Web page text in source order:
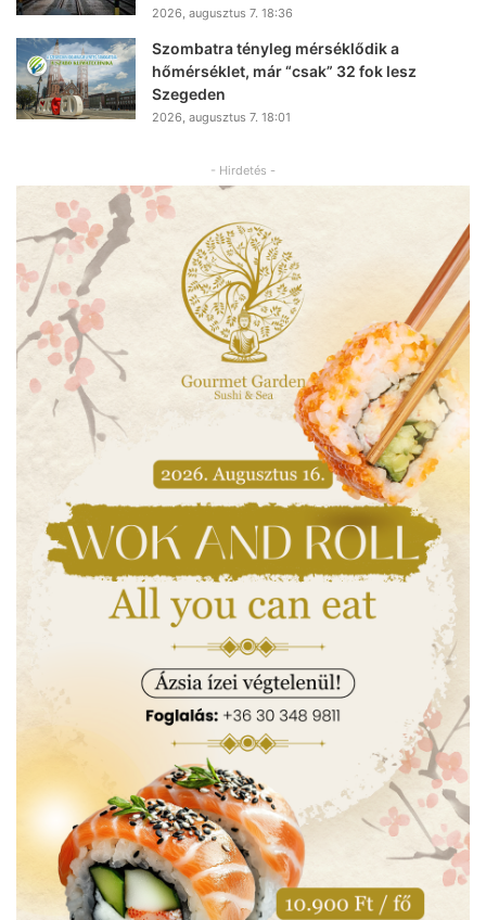
2026, augusztus 7. 18:36
Szombatra tényleg mérséklődik a
hőmérséklet, már “csak” 32 fok lesz
Szegeden
2026, augusztus 7. 18:01
- Hirdetés -